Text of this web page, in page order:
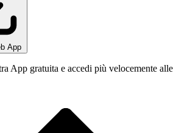
App
App gratuita e accedi più velocemente alle